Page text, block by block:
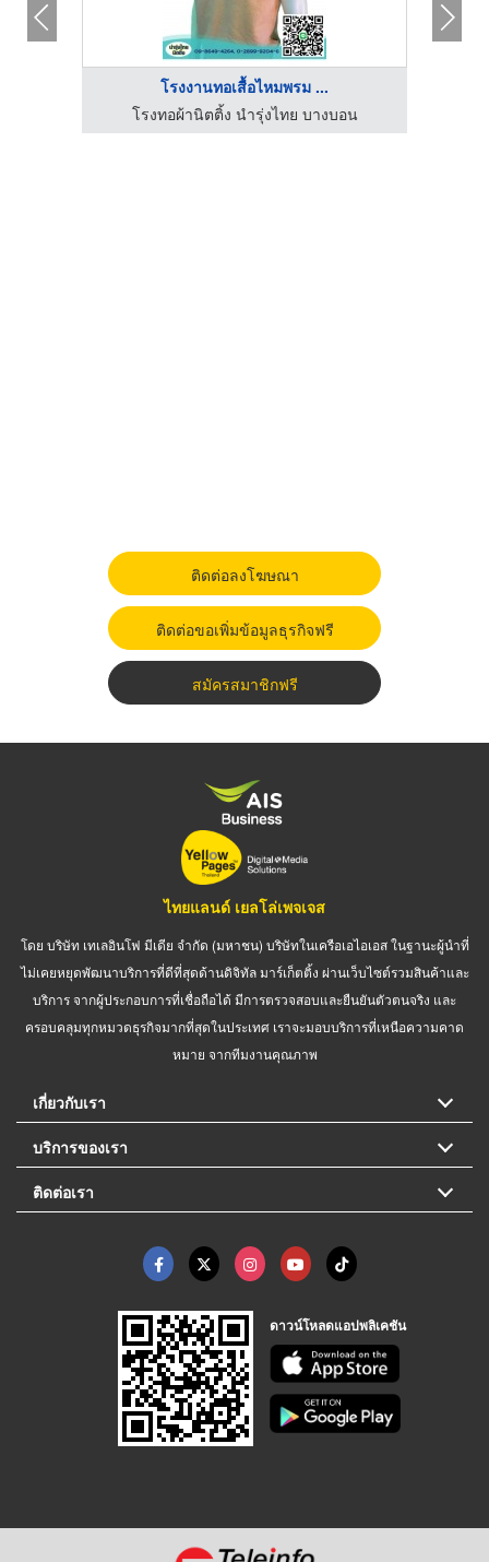
โรงงานทอเสื้อไหมพรม ...
โรงทอผ้านิตติ้ง นำรุ่งไทย บางบอน
ติดต่อลงโฆษณา
ติดต่อขอเพิ่มข้อมูลธุรกิจฟรี
สมัครสมาชิกฟรี
ไทยแลนด์ เยลโล่เพจเจส
โดย บริษัท เทเลอินโฟ มีเดีย จำกัด (มหาชน) บริษัทในเครือเอไอเอส ในฐานะผู้นำที่
ไม่เคยหยุดพัฒนาบริการที่ดีที่สุดด้านดิจิทัล มาร์เก็ตติ้ง ผ่านเว็บไซต์รวมสินค้าและ
บริการ จากผู้ประกอบการที่เชื่อถือได้ มีการตรวจสอบและยืนยันตัวตนจริง และ
ครอบคลุมทุกหมวดธุรกิจมากที่สุดในประเทศ เราจะมอบบริการที่เหนือความคาด
หมาย จากทีมงานคุณภาพ
เกี่ยวกับเรา
บริการของเรา
ติดต่อเรา
ดาวน์โหลดแอปพลิเคชัน